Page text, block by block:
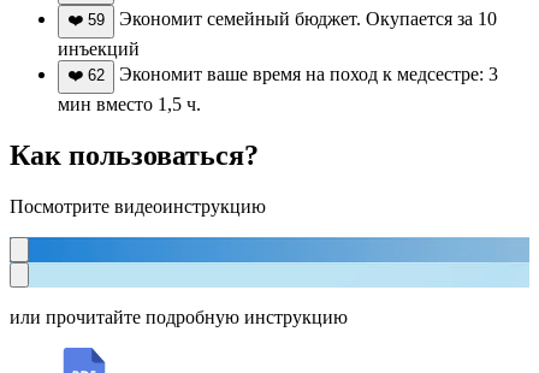
❤️ 59
Экономит семейный бюджет. Окупается за 10
инъекций
❤️ 62
Экономит ваше время на поход к медсестре: 3
мин вместо 1,5 ч.
Как пользоваться?
Посмотрите видеоинструкцию
или прочитайте подробную инструкцию